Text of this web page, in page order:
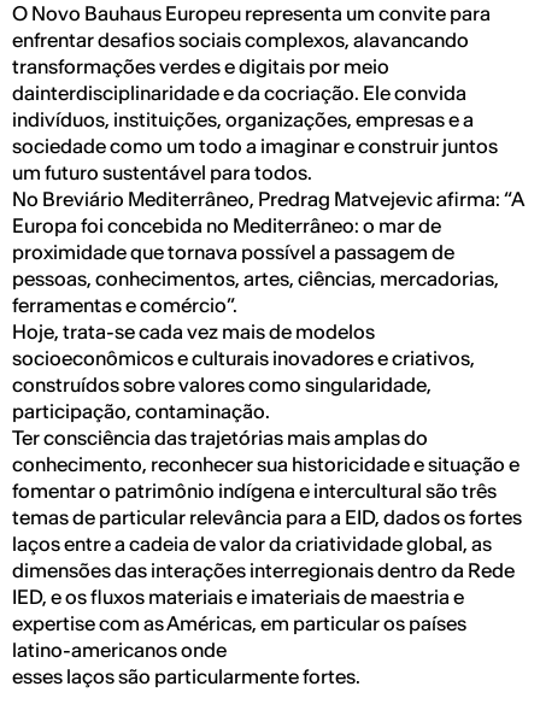
O Novo Bauhaus Europeu representa um convite para
enfrentar desafios sociais complexos, alavancando
transformações verdes e digitais por meio
dainterdisciplinaridade e da cocriação. Ele convida
indivíduos, instituições, organizações, empresas e a
sociedade como um todo a imaginar e construir juntos
um futuro sustentável para todos.
No Breviário Mediterrâneo, Predrag Matvejevic afirma: “A
Europa foi concebida no Mediterrâneo: o mar de
proximidade que tornava possível a passagem de
pessoas, conhecimentos, artes, ciências, mercadorias,
ferramentas e comércio”.
Hoje, trata-se cada vez mais de modelos
socioeconômicos e culturais inovadores e criativos,
construídos sobre valores como singularidade,
participação, contaminação.
Ter consciência das trajetórias mais amplas do
conhecimento, reconhecer sua historicidade e situação e
fomentar o patrimônio indígena e intercultural são três
temas de particular relevância para a EID, dados os fortes
laços entre a cadeia de valor da criatividade global, as
dimensões das interações interregionais dentro da Rede
IED, e os fluxos materiais e imateriais de maestria e
expertise com as Américas, em particular os países
latino-americanos onde
esses laços são particularmente fortes.